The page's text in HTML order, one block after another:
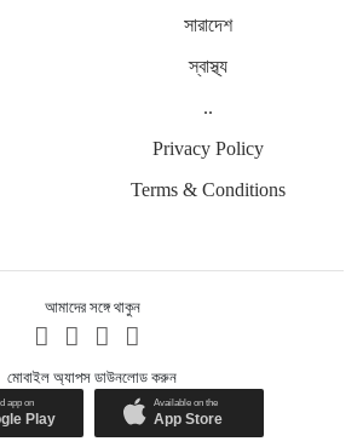
সারাদেশ
স্বাস্থ্য
..
Privacy Policy
Terms & Conditions
আমাদের সঙ্গে থাকুন
মোবাইল অ্যাপস ডাউনলোড করুন